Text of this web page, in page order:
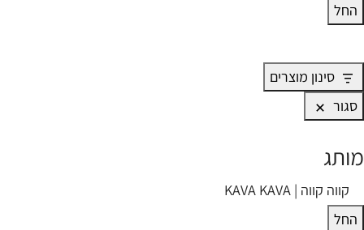
החל
סינון מוצרים
סגור
מותג
מותגקווה קווה | KAVA KAVA
החל